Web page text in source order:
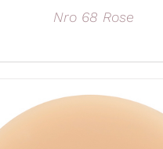
Nro 68 Rose